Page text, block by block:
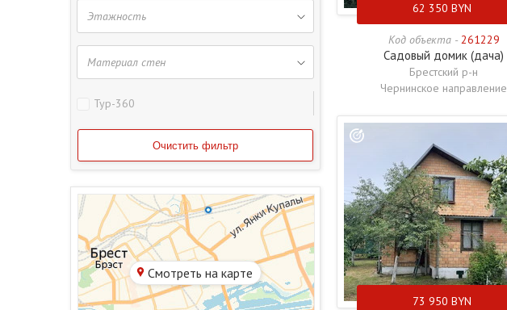
Тур-360
Смотреть на карте
62 350 BYN
Код объекта - 261229
Садовый домик (дача)
Брестский р-н
Чернинское направление
73 950 BYN